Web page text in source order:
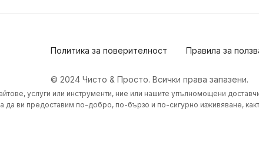
Политика за поверителност Правила за
© 2024 Чисто & Просто. Всички права запазени.
услуги или инструменти, ние или нашите упълномощени
да ви предоставим по-добро, по-бързо и по-сигурно изживяване,